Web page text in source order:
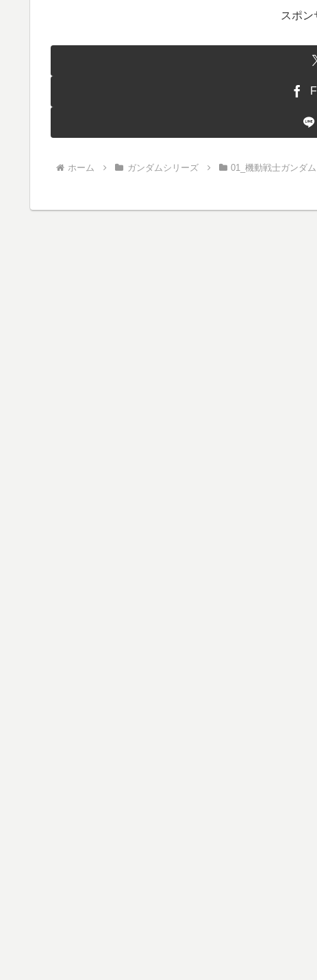
スポン
ホーム ガンダムシリーズ 01_機動戦士ガンダム